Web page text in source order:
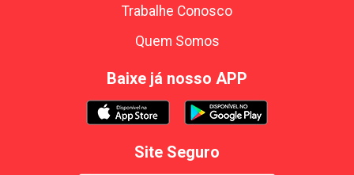
Trabalhe Conosco
Quem Somos
Baixe já nosso APP
Site Seguro